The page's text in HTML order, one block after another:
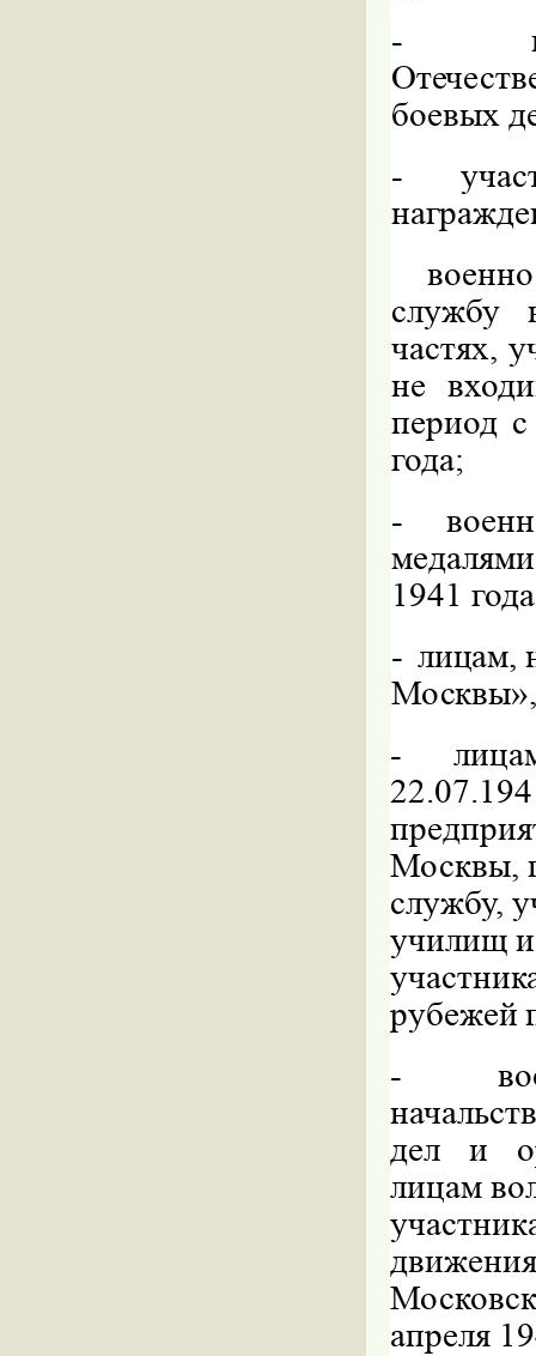
-
боевых
-
службу
частях,
не
период
года;
-
1941
- лицам,
-
Москвы,
службу,
училищ
рубежей
-
дел и
лицам
апреля